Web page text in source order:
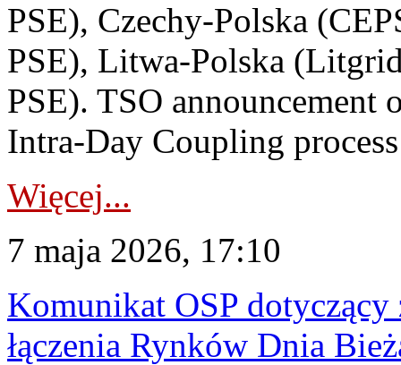
PSE), Czechy-Polska
PSE), Litwa-Polska
PSE). TSO announcement
Intra-Day Coupling
Więcej...
7 maja 2026, 17:10
Komunikat OSP dotyczący
łączenia Rynków Dnia